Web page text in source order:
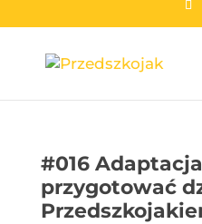
#016
przygotować